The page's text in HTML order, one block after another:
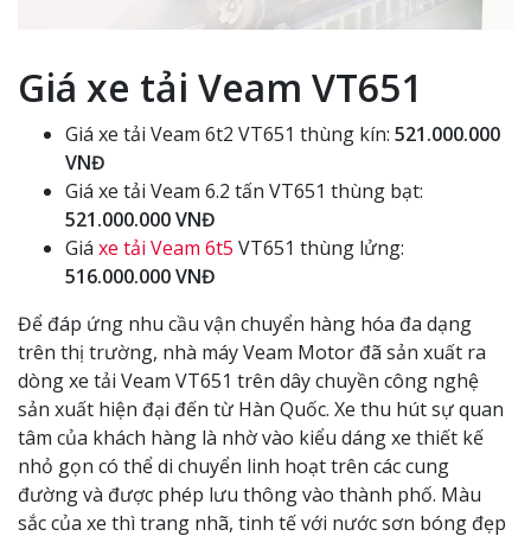
Giá xe tải Veam VT651
Giá xe tải Veam 6t2 VT651 thùng kín: 521.000.000
VNĐ
Giá xe tải Veam 6.2 tấn VT651 thùng bạt:
521.000.000 VNĐ
Giá xe tải Veam 6t5 VT651 thùng lửng:
516.000.000 VNĐ
Để đáp ứng nhu cầu vận chuyển hàng hóa đa dạng
trên thị trường, nhà máy Veam Motor đã sản xuất ra
dòng xe tải Veam VT651 trên dây chuyền công nghệ
sản xuất hiện đại đến từ Hàn Quốc. Xe thu hút sự quan
tâm của khách hàng là nhờ vào kiểu dáng xe thiết kế
nhỏ gọn có thể di chuyển linh hoạt trên các cung
đường và được phép lưu thông vào thành phố. Màu
sắc của xe thì trang nhã, tinh tế với nước sơn bóng đẹp